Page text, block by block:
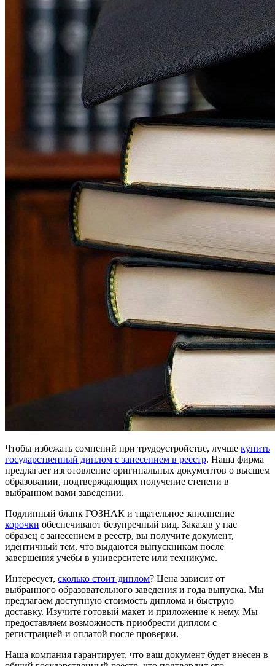
Чтобы избежать сомнений при трудоустройстве, лучше купить
государственный диплом с занесением в реестр. Наша фирма
предлагает изготовление оригинальных документов о высшем
образовании, подтверждающих получение степени в
выбранном вами заведении.
Подлинный бланк ГОЗНАК и тщательное заполнение
корочки обеспечивают безупречный вид. Заказав у нас
образец с занесением в реестр, вы получите документ,
идентичный тем, что выдаются выпускникам после
завершения учебы в университете или техникуме.
Интересует, сколько стоит диплом? Цена зависит от
выбранного образовательного заведения и года выпуска. Мы
предлагаем доступную стоимость диплома и быструю
доставку. Изучите готовый макет и приложение к нему. Мы
предоставляем возможность приобрести диплом с
регистрацией и оплатой после проверки.
Наша компания гарантирует, что ваш документ будет внесен в